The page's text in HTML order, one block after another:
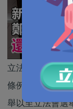
立法會三讀通過
條例草案》，簡
舉以至立法會選